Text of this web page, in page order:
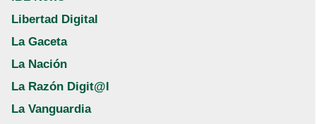
Libertad Digital
La Gaceta
La Nación
La Razón Digit@l
La Vanguardia